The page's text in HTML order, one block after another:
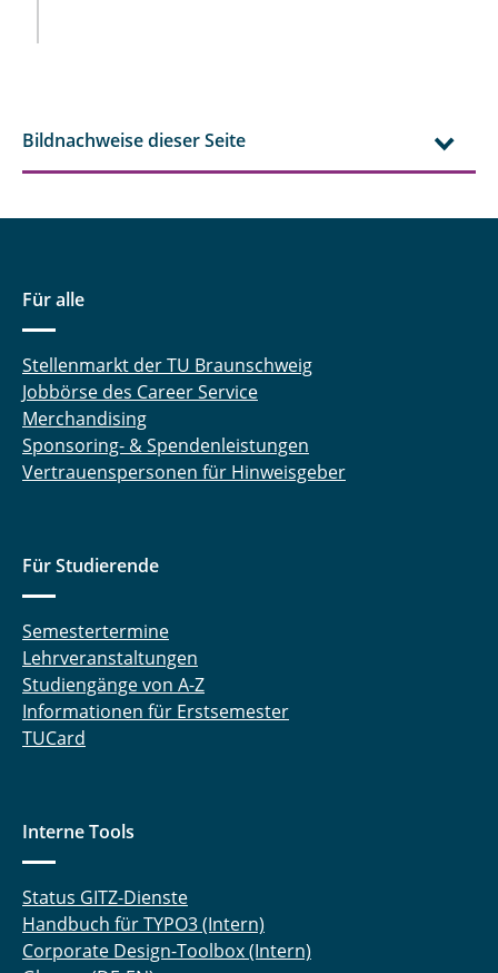
Bildnachweise dieser Seite
Für alle
Stellenmarkt der TU Braunschweig
Jobbörse des Career Service
Merchandising
Sponsoring- & Spendenleistungen
Vertrauenspersonen für Hinweisgeber
Für Studierende
Semestertermine
Lehrveranstaltungen
Studiengänge von A-Z
Informationen für Erstsemester
TUCard
Interne Tools
Status GITZ-Dienste
Handbuch für TYPO3 (Intern)
Corporate Design-Toolbox (Intern)